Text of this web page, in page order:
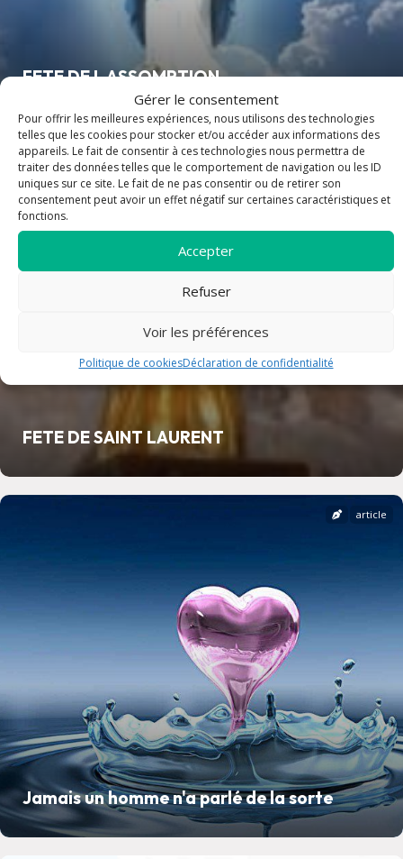
Gérer le consentement
Pour offrir les meilleures expériences, nous utilisons des technologies
telles que les cookies pour stocker et/ou accéder aux informations des
appareils. Le fait de consentir à ces technologies nous permettra de
traiter des données telles que le comportement de navigation ou les ID
uniques sur ce site. Le fait de ne pas consentir ou de retirer son
consentement peut avoir un effet négatif sur certaines caractéristiques et
fonctions.
Accepter
Refuser
Voir les préférences
Politique de cookiesDéclaration de confidentialité
FETE DE L ASSOMPTION
FETE DE SAINT LAURENT
article
Jamais un homme n'a parlé de la sorte
article